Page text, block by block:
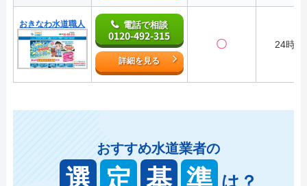
おきなわ水道職人 電話で相談
0120-492-315
詳細を見る
〇 24時間
おすすめ水道業者の
選 定 基 準 は？